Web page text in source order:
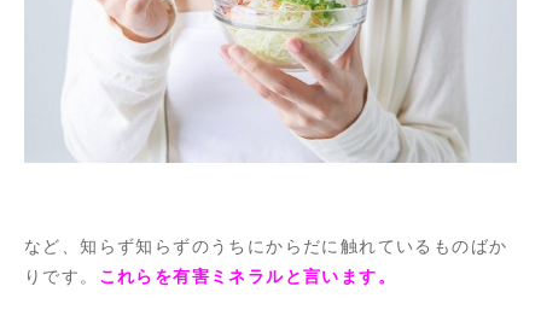
など、知らず知らずのうちにからだに触れているものばか
りです。 これらを有害ミネラルと言います。